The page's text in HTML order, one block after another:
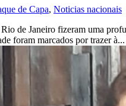
de Capa, Noticias nacionais
de Janeiro fizeram uma
foram marcados por trazer à...